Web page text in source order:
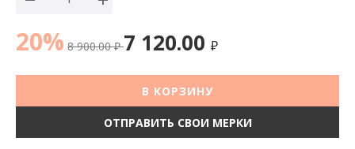
20% 8 900.00₽ 7 120.00 ₽
В КОРЗИНУ
ОТПРАВИТЬ СВОИ МЕРКИ